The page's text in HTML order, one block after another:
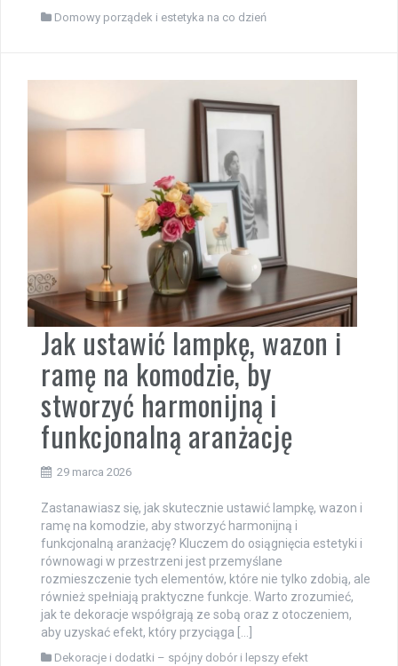
Domowy porządek i estetyka na co dzień
Jak ustawić lampkę, wazon i
ramę na komodzie, by
stworzyć harmonijną i
funkcjonalną aranżację
29 marca 2026
Zastanawiasz się, jak skutecznie ustawić lampkę, wazon i
ramę na komodzie, aby stworzyć harmonijną i
funkcjonalną aranżację? Kluczem do osiągnięcia estetyki i
równowagi w przestrzeni jest przemyślane
rozmieszczenie tych elementów, które nie tylko zdobią, ale
również spełniają praktyczne funkcje. Warto zrozumieć,
jak te dekoracje współgrają ze sobą oraz z otoczeniem,
aby uzyskać efekt, który przyciąga […]
Dekoracje i dodatki – spójny dobór i lepszy efekt